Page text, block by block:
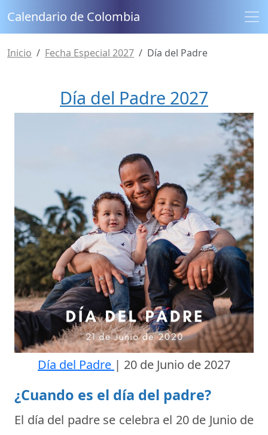
Calendario de Colombia
Inicio Fecha Especial 2027 Día del Padre
Día del Padre 2027
Día del Padre | 20 de Junio de 2027
¿Cuando es el día del padre?
El día del padre se celebra el 20 de Junio de